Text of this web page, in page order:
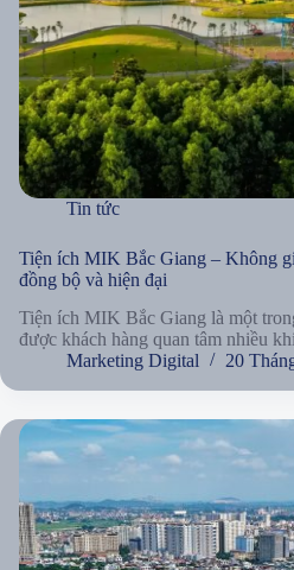
Tin tức
Tiện ích MIK Bắc Giang – Không
đồng bộ và hiện đại
Tiện ích MIK Bắc Giang là một
được khách hàng quan tâm nhiều
Marketing Digital
20